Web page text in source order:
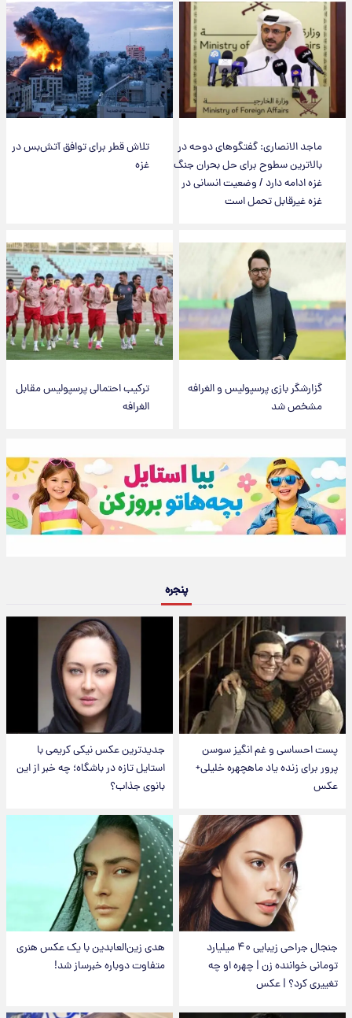
ماجد الانصاری: گفتگوهای دوحه در
بالاترین سطوح برای حل بحران جنگ
غزه ادامه دارد / وضعیت انسانی در
غزه غیرقابل تحمل است
تلاش قطر برای توافق آتش‌بس در
غزه
گزارشگر بازی پرسپولیس و الغرافه
مشخص شد
ترکیب احتمالی پرسپولیس مقابل
الغرافه
پنجره
پست احساسی و غم انگیز سوسن
پرور برای زنده یاد ماهچهره خلیلی+
عکس
جدیدترین عکس نیکی کریمی با
استایل تازه در باشگاه؛ چه خبر از این
بانوی جذاب؟
جنجال جراحی زیبایی ۴۰ میلیارد
تومانی خواننده زن | چهره او چه
تغییری کرد؟ | عکس
هدی زین‌العابدین با یک عکس هنری
متفاوت دوباره خبرساز شد!